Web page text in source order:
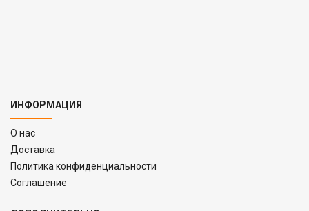
ИНФОРМАЦИЯ
O нас
Доставка
Политика конфиденциальности
Соглашение